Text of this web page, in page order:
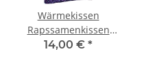
Wärmekissen
Rapssamenkissen
rechteckig "rosa
14,00 € *